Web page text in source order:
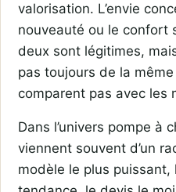
valorisation. L’envie
nouveauté ou le confort
deux sont légitimes,
pas toujours de la
comparent pas avec les
Dans l’univers pompe à
viennent souvent d’un
modèle le plus puissant,